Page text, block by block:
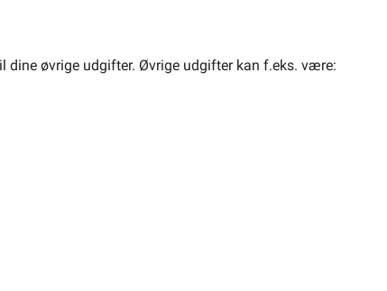
dine øvrige udgifter. Øvrige udgifter kan f.eks. være: